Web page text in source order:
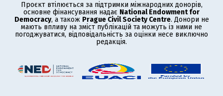
Проєкт втілюється за підтримки міжнародних донорів,
основне фінансування надає National Endowment for
Democracy, а також Prague Civil Society Centre. Донори не
мають впливу на зміст публікацій та можуть із ними не
погоджуватися, відповідальність за оцінки несе виключно
редакція.